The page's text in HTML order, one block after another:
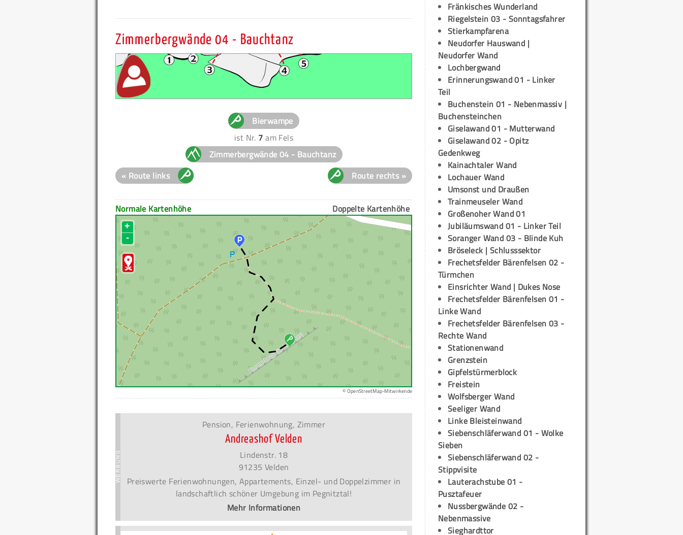
Zimmerbergwände 04 - Bauchtanz
Bierwampe
ist Nr. 7 am Fels
Zimmerbergwände 04 - Bauchtanz
« Route links
Route rechts »
Normale Kartenhöhe Doppelte Kartenhöhe
+
-
© OpenStreetMap-Mitwirkende
Pension, Ferienwohnung, Zimmer
Andreashof Velden
Lindenstr. 18
91235 Velden
Preiswerte Ferienwohnungen, Appartements, Einzel- und Doppelzimmer in
landschaftlich schöner Umgebung im Pegnitztal!
Mehr Informationen
Fränkisches Wunderland
Riegelstein 03 - Sonntagsfahrer
Stierkampfarena
Neudorfer Hauswand |
Neudorfer Wand
Lochbergwand
Erinnerungswand 01 - Linker
Teil
Buchenstein 01 - Nebenmassiv |
Buchensteinchen
Giselawand 01 - Mutterwand
Giselawand 02 - Opitz
Gedenkweg
Kainachtaler Wand
Lochauer Wand
Umsonst und Draußen
Trainmeuseler Wand
Großenoher Wand 01
Jubiläumswand 01 - Linker Teil
Soranger Wand 03 - Blinde Kuh
Bröseleck | Schlusssektor
Frechetsfelder Bärenfelsen 02 -
Türmchen
Einsrichter Wand | Dukes Nose
Frechetsfelder Bärenfelsen 01 -
Linke Wand
Frechetsfelder Bärenfelsen 03 -
Rechte Wand
Stationenwand
Grenzstein
Gipfelstürmerblock
Freistein
Wolfsberger Wand
Seeliger Wand
Linke Bleisteinwand
Siebenschläferwand 01 - Wolke
Sieben
Siebenschläferwand 02 -
Stippvisite
Lauterachstube 01 -
Pusztafeuer
Nussbergwände 02 -
Nebenmassive
Sieghardttor